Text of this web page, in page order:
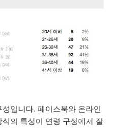
성입니다. 페이스북와 온라인
의 특성이 연령 구성에서 잘